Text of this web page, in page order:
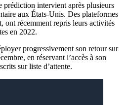
prédiction intervient après plusieurs
aux États-Unis. Des plateformes
ont récemment repris leurs activités
en 2022.
progressivement son retour sur
en réservant l’accès à son
sur liste d’attente.